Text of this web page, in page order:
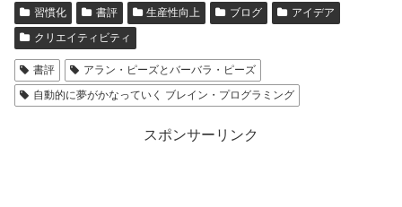
習慣化 書評 生産性向上 ブログ
アイデア
クリエイティビティ
書評
アラン・ピーズとバーバラ・ピーズ
自動的に夢がかなっていく ブレイン・プログラミング
スポンサーリンク